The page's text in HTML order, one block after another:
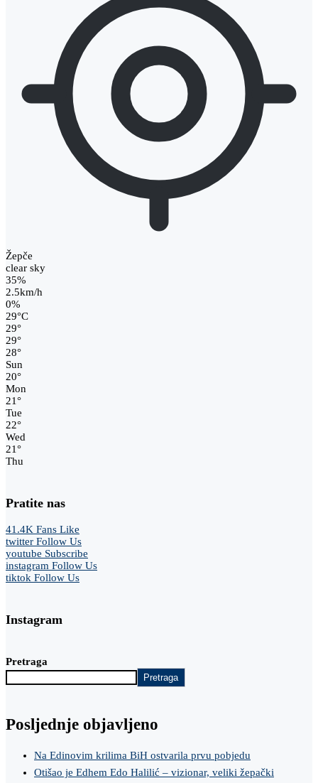
Žepče
clear sky
35%
2.5km/h
0%
29°C
29°
29°
28°
Sun
20°
Mon
21°
Tue
22°
Wed
21°
Thu
Pratite nas
41.4K Fans Like
twitter Follow Us
youtube Subscribe
instagram Follow Us
tiktok Follow Us
Instagram
Pretraga
Pretraga
Posljednje objavljeno
Na Edinovim krilima BiH ostvarila prvu pobjedu
Otišao je Edhem Edo Halilić – vizionar, veliki žepački